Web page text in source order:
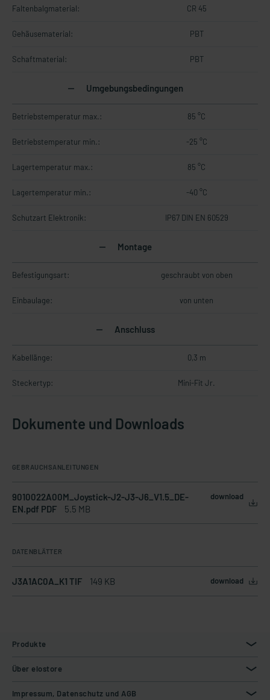
Faltenbalgmaterial: CR 45
Gehäusematerial: PBT
Schaftmaterial: PBT
Umgebungsbedingungen
Betriebstemperatur max.: 85 °C
Betriebstemperatur min.: -25 °C
Lagertemperatur max.: 85 °C
Lagertemperatur min.: -40 °C
Schutzart Elektronik: IP67 DIN EN 60529
Montage
Befestigungsart: geschraubt von oben
Einbaulage: von unten
Anschluss
Kabellänge: 0,3 m
Steckertyp: Mini-Fit Jr.
Dokumente und Downloads
GEBRAUCHSANLEITUNGEN
9010022A00M_Joystick-J2-J3-J6_V1.5_DE-
EN.pdf PDF
5.5 MB
download
DATENBLÄTTER
J3A1AC0A_K1 TIF 149 KB download
Produkte
Über elostore
Impressum, Datenschutz und AGB